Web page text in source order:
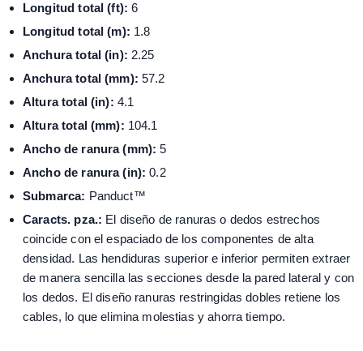
Longitud total (ft): 6
Longitud total (m): 1.8
Anchura total (in): 2.25
Anchura total (mm): 57.2
Altura total (in): 4.1
Altura total (mm): 104.1
Ancho de ranura (mm): 5
Ancho de ranura (in): 0.2
Submarca: Panduct™
Caracts. pza.: El diseño de ranuras o dedos estrechos
coincide con el espaciado de los componentes de alta
densidad. Las hendiduras superior e inferior permiten extraer
de manera sencilla las secciones desde la pared lateral y con
los dedos. El diseño ranuras restringidas dobles retiene los
cables, lo que elimina molestias y ahorra tiempo.